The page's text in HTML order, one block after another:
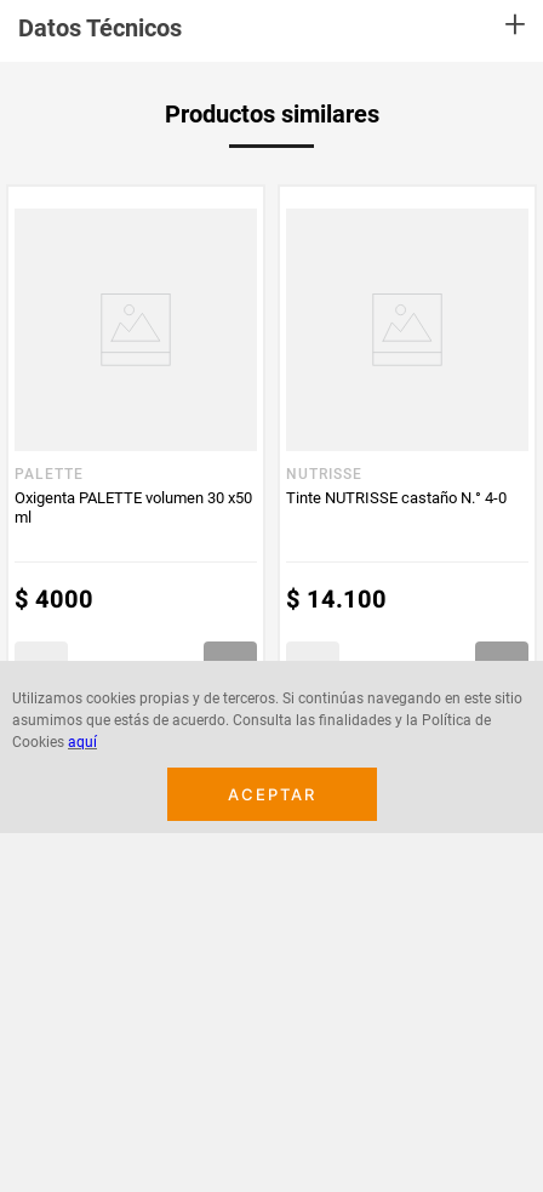
Utilizamos cookies propias y de terceros. Si continúas navegando en este sitio
asumimos que estás de acuerdo. Consulta las finalidades y la Política de
Cookies aquí
ACEPTAR
raíces en solamente una aplicación cuando, donde y como la necesites.
Datos Técnicos +
PUM - Unidad
de Medida
Productos similares
PALETTE
Oxigenta PALETTE volumen 30 x50
ml
$ 4000
NUTRISSE
Tinte NUTRISSE castaño N.° 4-0
$ 14.100